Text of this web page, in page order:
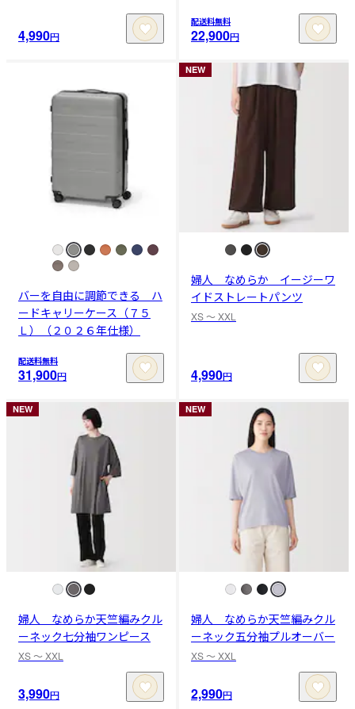
4,990円
配送料無料
22,900円
バーを自由に調節できる ハ
ードキャリーケース（７５
Ｌ）（２０２６年仕様）
配送料無料
31,900円
NEW
婦人 なめらか イージーワ
イドストレートパンツ
XS 〜 XXL
4,990円
NEW
婦人 なめらか天竺編みクル
ーネック七分袖ワンピース
XS 〜 XXL
3,990円
NEW
婦人 なめらか天竺編みクル
ーネック五分袖プルオーバー
XS 〜 XXL
2,990円